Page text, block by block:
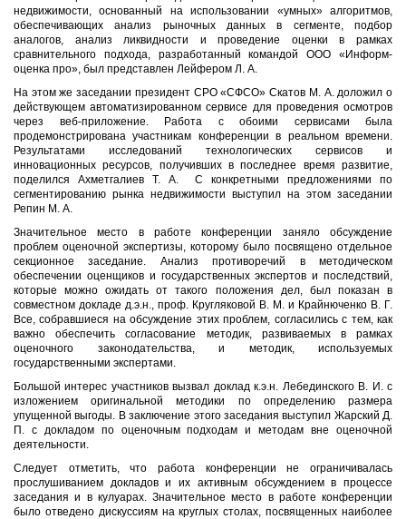
недвижимости, основанный на использовании «умных» алгоритмов,
обеспечивающих анализ рыночных данных в сегменте, подбор
аналогов, анализ ликвидности и проведение оценки в рамках
сравнительного подхода, разработанный командой ООО «Информ-
оценка про», был представлен Лейфером Л. А.
На этом же заседании президент СРО «СФСО» Скатов М. А. доложил о
действующем автоматизированном сервисе для проведения осмотров
через веб-приложение. Работа с обоими сервисами была
продемонстрирована участникам конференции в реальном времени.
Результатами исследований технологических сервисов и
инновационных ресурсов, получивших в последнее время развитие,
поделился Ахметгалиев Т. А. С конкретными предложениями по
сегментированию рынка недвижимости выступил на этом заседании
Репин М. А.
Значительное место в работе конференции заняло обсуждение
проблем оценочной экспертизы, которому было посвящено отдельное
секционное заседание. Анализ противоречий в методическом
обеспечении оценщиков и государственных экспертов и последствий,
которые можно ожидать от такого положения дел, был показан в
совместном докладе д.э.н., проф. Кругляковой В. М. и Крайнюченко В. Г.
Все, собравшиеся на обсуждение этих проблем, согласились с тем, как
важно обеспечить согласование методик, развиваемых в рамках
оценочного законодательства, и методик, используемых
государственными экспертами.
Большой интерес участников вызвал доклад к.э.н. Лебединского В. И. с
изложением оригинальной методики по определению размера
упущенной выгоды. В заключение этого заседания выступил Жарский Д.
П. с докладом по оценочным подходам и методам вне оценочной
деятельности.
Следует отметить, что работа конференции не ограничивалась
прослушиванием докладов и их активным обсуждением в процессе
заседания и в кулуарах. Значительное место в работе конференции
было отведено дискуссиям на круглых столах, посвященных наиболее